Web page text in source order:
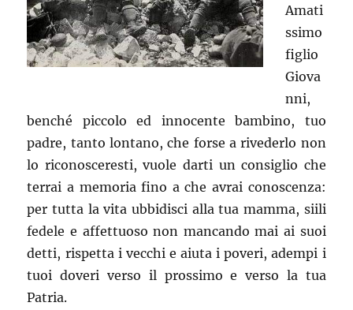
Amati
ssimo
figlio
Giova
nni,
benché piccolo ed innocente bambino, tuo
padre, tanto lontano, che forse a rivederlo non
lo riconosceresti, vuole darti un consiglio che
terrai a memoria fino a che avrai conoscenza:
per tutta la vita ubbidisci alla tua mamma, siili
fedele e affettuoso non mancando mai ai suoi
detti, rispetta i vecchi e aiuta i poveri, adempi i
tuoi doveri verso il prossimo e verso la tua
Patria.